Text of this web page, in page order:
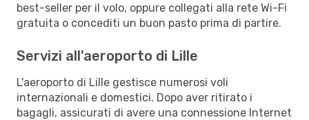
best-seller per il volo, oppure collegati alla rete Wi-Fi
gratuita o concediti un buon pasto prima di partire.
Servizi all'aeroporto di Lille
L'aeroporto di Lille gestisce numerosi voli
internazionali e domestici. Dopo aver ritirato i
bagagli, assicurati di avere una connessione Internet